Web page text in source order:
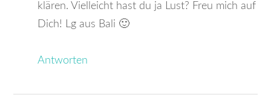
klären. Vielleicht hast du ja Lust? Freu mich auf
Dich! Lg aus Bali 🙂
Antworten